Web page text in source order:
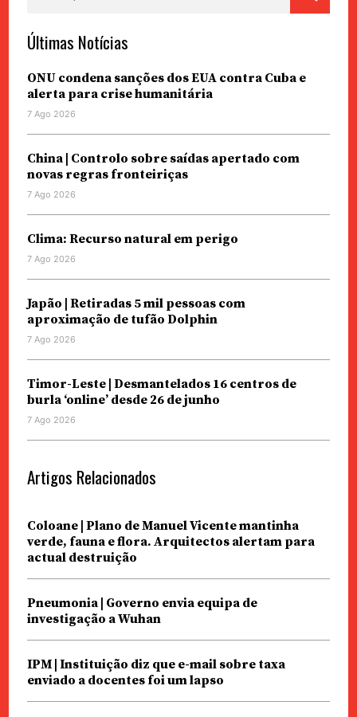
Últimas Notícias
ONU condena sanções dos EUA contra Cuba e
alerta para crise humanitária
7 Ago 2026
China | Controlo sobre saídas apertado com
novas regras fronteiriças
7 Ago 2026
Clima: Recurso natural em perigo
7 Ago 2026
Japão | Retiradas 5 mil pessoas com
aproximação de tufão Dolphin
7 Ago 2026
Timor-Leste | Desmantelados 16 centros de
burla ‘online’ desde 26 de junho
7 Ago 2026
Artigos Relacionados
Coloane | Plano de Manuel Vicente mantinha
verde, fauna e flora. Arquitectos alertam para
actual destruição
Pneumonia | Governo envia equipa de
investigação a Wuhan
IPM | Instituição diz que e-mail sobre taxa
enviado a docentes foi um lapso